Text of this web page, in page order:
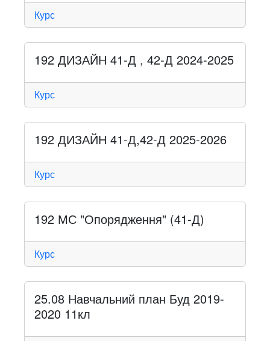
Курс
192 ДИЗАЙН 41-Д , 42-Д 2024-2025
Курс
192 ДИЗАЙН 41-Д,42-Д 2025-2026
Курс
192 МС "Опорядження" (41-Д)
Курс
25.08 Навчальний план Буд 2019-
2020 11кл